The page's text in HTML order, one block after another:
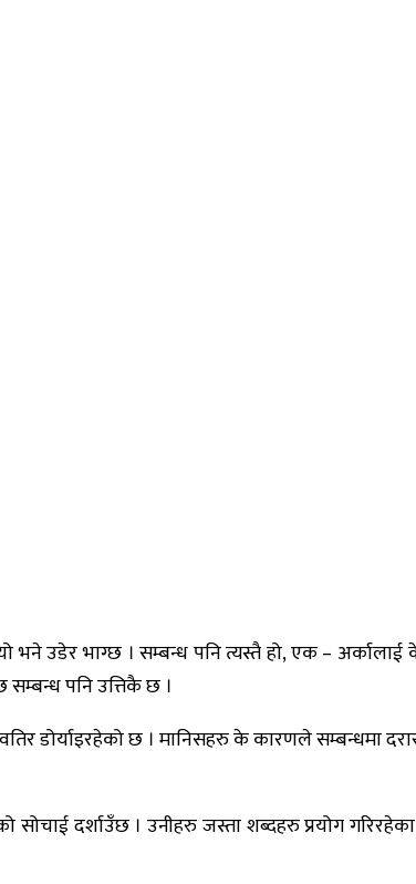
उडेर भाग्छ । सम्बन्ध पनि त्यस्तै हो, एक – अर्कालाई
पनि उत्तिकै छ ।
डोर्याइरहेको छ । मानिसहरु के कारणले सम्बन्धमा
दर्शाउँछ । उनीहरु जस्ता शब्दहरु प्रयोग